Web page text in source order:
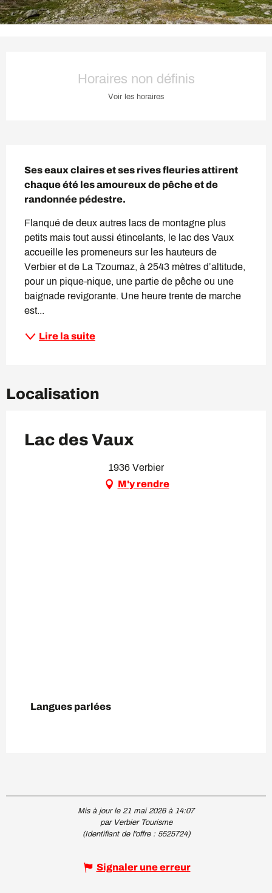
Horaires non définis
Voir les horaires
Ses eaux claires et ses rives fleuries attirent
chaque été les amoureux de pêche et de
randonnée pédestre.
Flanqué de deux autres lacs de montagne plus
petits mais tout aussi étincelants, le lac des Vaux
accueille les promeneurs sur les hauteurs de
Verbier et de La Tzoumaz, à 2543 mètres d’altitude,
pour un pique-nique, une partie de pêche ou une
baignade revigorante. Une heure trente de marche
est...
Lire la suite
Localisation
Lac des Vaux
1936 Verbier
M'y rendre
Langues parlées
Langues parlées
Mis à jour le 21 mai 2026 à 14:07
par Verbier Tourisme
(Identifiant de l'offre : 5525724)
Signaler une erreur